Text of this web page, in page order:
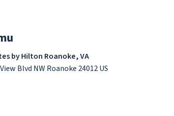
by Hilton Roanoke, VA
Blvd NW Roanoke 24012 US